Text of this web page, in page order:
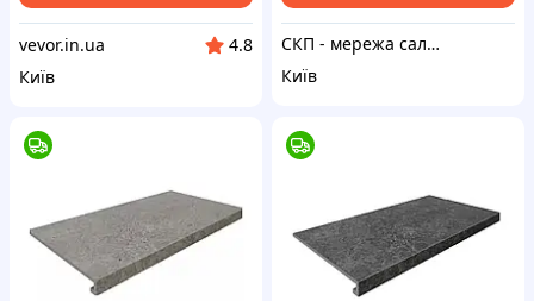
vevor.in.ua
4.8
Київ
СКП - мережа салонів керамічної плитки
Київ